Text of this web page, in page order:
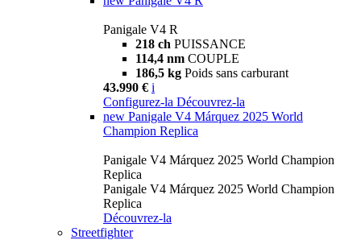
Panigale V4 R
218 ch PUISSANCE
114,4 nm COUPLE
186,5 kg Poids sans carburant
43.990 € i
Configurez-la Découvrez-la
new Panigale V4 Márquez 2025 World
Champion Replica
Panigale V4 Márquez 2025 World Champion
Replica
Panigale V4 Márquez 2025 World Champion
Replica
Découvrez-la
Streetfighter